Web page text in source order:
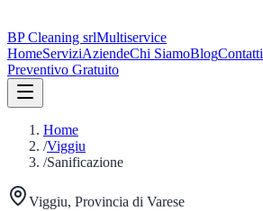
BP Cleaning srlMultiservice
HomeServiziAziendeChi SiamoBlogContatti
Preventivo Gratuito
Home
/Viggiu
/Sanificazione
Viggiu, Provincia di Varese